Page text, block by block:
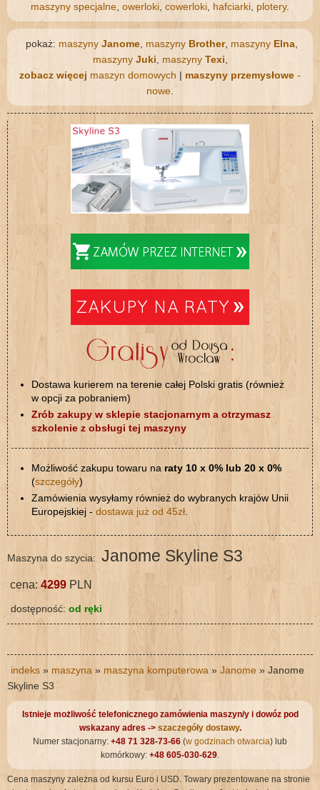
maszyny specjalne owerloki cowerloki hafciarki plotery.
pokaż: maszyny Janome maszyny Brother, maszyny Elna
maszyny Juki maszyny Texi
zobacz więcej maszyn domowych | maszyny przemysłowe -
nowe
Dostawa kurierem na terenie całej Polski gratis (również
w opcji za pobraniem)
Zrób zakupy w sklepie stacjonarnym a otrzymasz
szkolenie z obsługi tej maszyny
Możliwość zakupu towaru na raty 10 x 0% lub 20 x 0%
(szczegóły)
Zamówienia wysyłamy również do wybranych krajów Unii
Europejskiej - dostawa już od 45zł
Maszyna do szycia: Janome Skyline S3
cena:4299 PLN
dostępność: od ręki
indeks » maszyna » maszyna komputerowa » Janome » Janome
Skyline S3
Istnieje możliwość telefonicznego zamówienia maszyn/y i dowóz pod
wskazany adres -> szaczegóły dostawy.
Numer stacjonarny: +48 71 328-73-66 (w godzinach otwarcia) lub
komórkowy: +48 605-030-629.
Cena maszyny zależna od kursu Euro i USD. Towary prezentowane na stronie